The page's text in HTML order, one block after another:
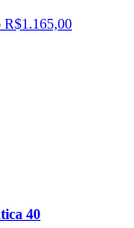
R$1.165,00
40